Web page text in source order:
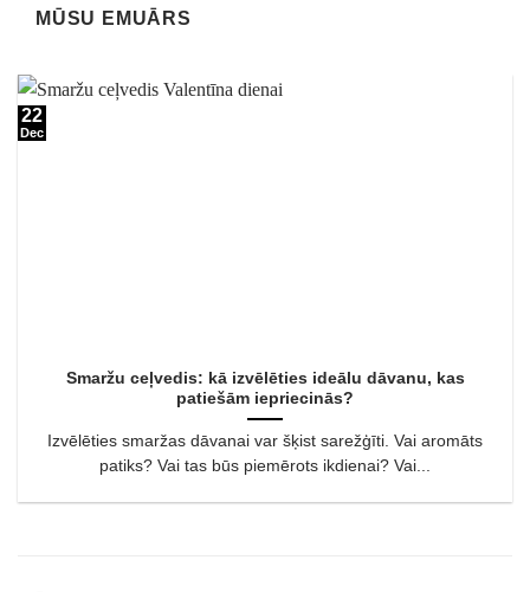
MŪSU EMUĀRS
Smaržu ceļvedis: kā izvēlēties ideālu dāvanu, kas
patiešām iepriecinās?
Izvēlēties smaržas dāvanai var šķist sarežģīti. Vai aromāts
patiks? Vai tas būs piemērots ikdienai? Vai...
22
Dec